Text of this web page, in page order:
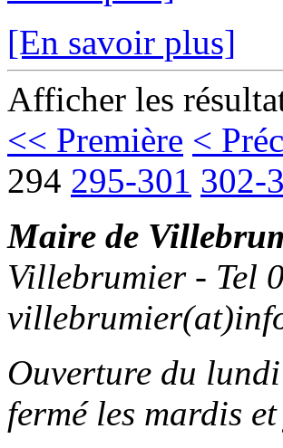
[En savoir plus]
Afficher les
<< Première <
294 295-301 302-
Maire de
Villebrumier - Tel
Ouverture du
fermé les mardis